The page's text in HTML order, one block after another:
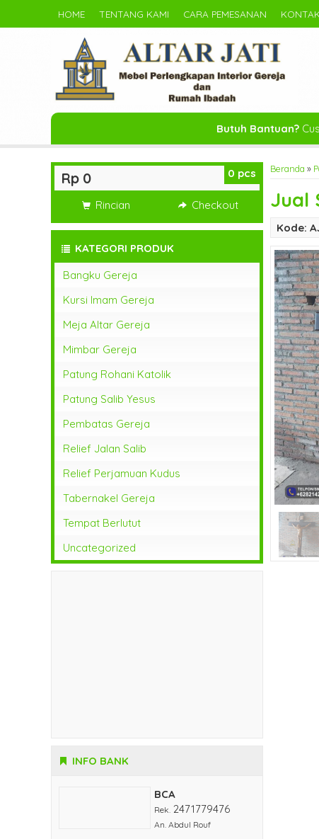
HOME TENTANG KAMI CARA PEMESANAN
Butuh Bantuan?
Beranda »
Jual
Kode:
0 pcs
Rp 0
Rincian Checkout
KATEGORI PRODUK
Bangku Gereja
Kursi Imam Gereja
Meja Altar Gereja
Mimbar Gereja
Patung Rohani Katolik
Patung Salib Yesus
Pembatas Gereja
Relief Jalan Salib
Relief Perjamuan Kudus
Tabernakel Gereja
Tempat Berlutut
Uncategorized
INFO BANK
BCA
Rek. 2471779476
An. Abdul Rouf